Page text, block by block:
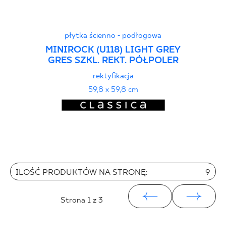
płytka ścienno - podłogowa
MINIROCK (U118) LIGHT GREY
GRES SZKL. REKT. PÓŁPOLER
rektyfikacja
59,8 x 59,8 cm
ILOŚĆ PRODUKTÓW NA STRONĘ: 9
Strona 1 z 3